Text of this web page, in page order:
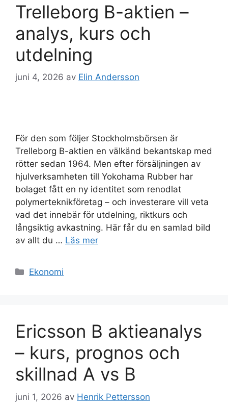
Trelleborg B-aktien –
analys, kurs och
utdelning
juni 4, 2026 av Elin Andersson
För den som följer Stockholmsbörsen är
Trelleborg B-aktien en välkänd bekantskap med
rötter sedan 1964. Men efter försäljningen av
hjulverksamheten till Yokohama Rubber har
bolaget fått en ny identitet som renodlat
polymerteknikföretag – och investerare vill veta
vad det innebär för utdelning, riktkurs och
långsiktig avkastning. Här får du en samlad bild
av allt du … Läs mer
Kategorier
Ekonomi
Ericsson B aktieanalys
– kurs, prognos och
skillnad A vs B
juni 1, 2026 av Henrik Pettersson